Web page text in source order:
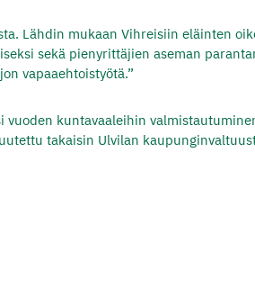
Lähdin mukaan Vihreisiin eläinten
sekä pienyrittäjien aseman
vapaaehtoistyötä.”
vuoden kuntavaaleihin
takaisin Ulvilan